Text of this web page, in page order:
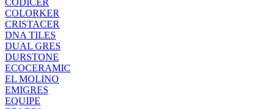
CODICER
COLORKER
CRISTACER
DNA TILES
DUAL GRES
DURSTONE
ECOCERAMIC
EL MOLINO
EMIGRES
EQUIPE